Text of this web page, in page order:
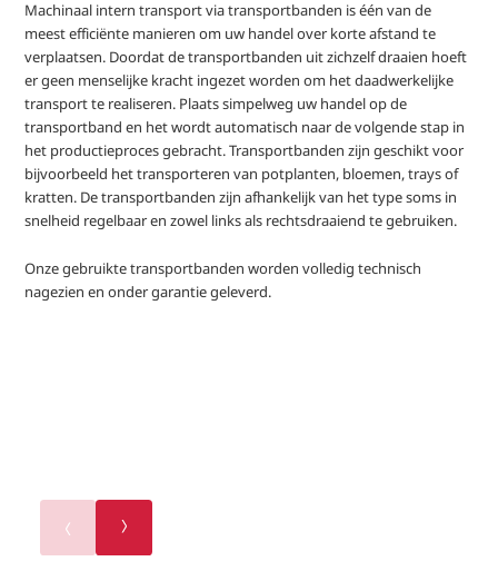
Machinaal intern transport via transportbanden is één van de
meest efficiënte manieren om uw handel over korte afstand te
verplaatsen. Doordat de transportbanden uit zichzelf draaien hoeft
er geen menselijke kracht ingezet worden om het daadwerkelijke
transport te realiseren. Plaats simpelweg uw handel op de
transportband en het wordt automatisch naar de volgende stap in
het productieproces gebracht. Transportbanden zijn geschikt voor
bijvoorbeeld het transporteren van potplanten, bloemen, trays of
kratten. De transportbanden zijn afhankelijk van het type soms in
snelheid regelbaar en zowel links als rechtsdraaiend te gebruiken.
Onze gebruikte transportbanden worden volledig technisch
nagezien en onder garantie geleverd.